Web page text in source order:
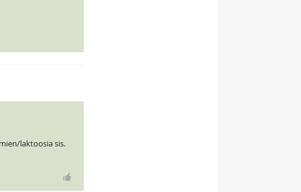
laktoosia sis.